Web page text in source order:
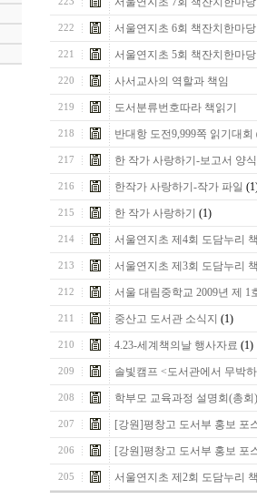
222 서울연지초 6회 책잔치한마당
221 서울연지초 5회 책잔치한마
220 사서교사의 역할과 책임
219 도서분류번호따라 책읽기
218 반대항 도전9,999쪽 읽기대회
217 한 작가 사랑하기-보고서 양식
216 한작가 사랑하기-작가 파일
215 한 작가 사랑하기 (1)
214 서울연지초 제4회 도담누리
213 서울연지초 제3회 도담누리
212 서울 대림중학교 2009년 제 1
211 중산고 도서관 소식지 (1)
210 4.23-세계책의날 행사자료 (1)
209 솔빛캠프 <도서관에서 무박
208 학부모 교육과정 설명회(총
207 [강원]평창고 도서부 홍보 포
206 [강원]평창고 도서부 홍보 포
205 서울연지초 제2회 도담누리